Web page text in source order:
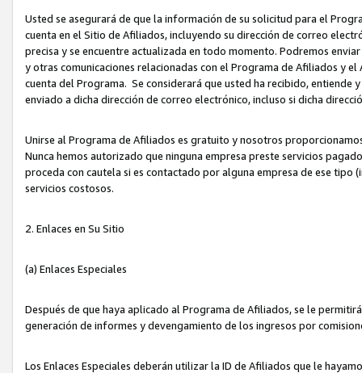
Usted se asegurará de que la información de su solicitud para el
cuenta en el Sitio de Afiliados, incluyendo su dirección de correo
precisa y se encuentre actualizada en todo momento. Podremos
y otras comunicaciones relacionadas con el Programa de Afiliados y
cuenta del Programa. Se considerará que usted ha recibido, entiende
enviado a dicha dirección de correo electrónico, incluso si dicha
Unirse al Programa de Afiliados es gratuito y nosotros
Nunca hemos autorizado que ninguna empresa preste servicios
proceda con cautela si es contactado por alguna empresa de ese
servicios costosos.
2. Enlaces en Su Sitio
(a) Enlaces Especiales
Después de que haya aplicado al Programa de Afiliados, se le
generación de informes y devengamiento de los ingresos por
Los Enlaces Especiales deberán utilizar la ID de Afiliados que le